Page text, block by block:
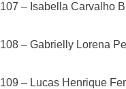
107 – Isabella Carvalho
108 – Gabrielly Lorena
109 – Lucas Henrique